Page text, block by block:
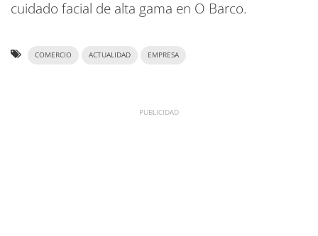
cuidado facial de alta gama en O Barco.
COMERCIO ACTUALIDAD EMPRESA